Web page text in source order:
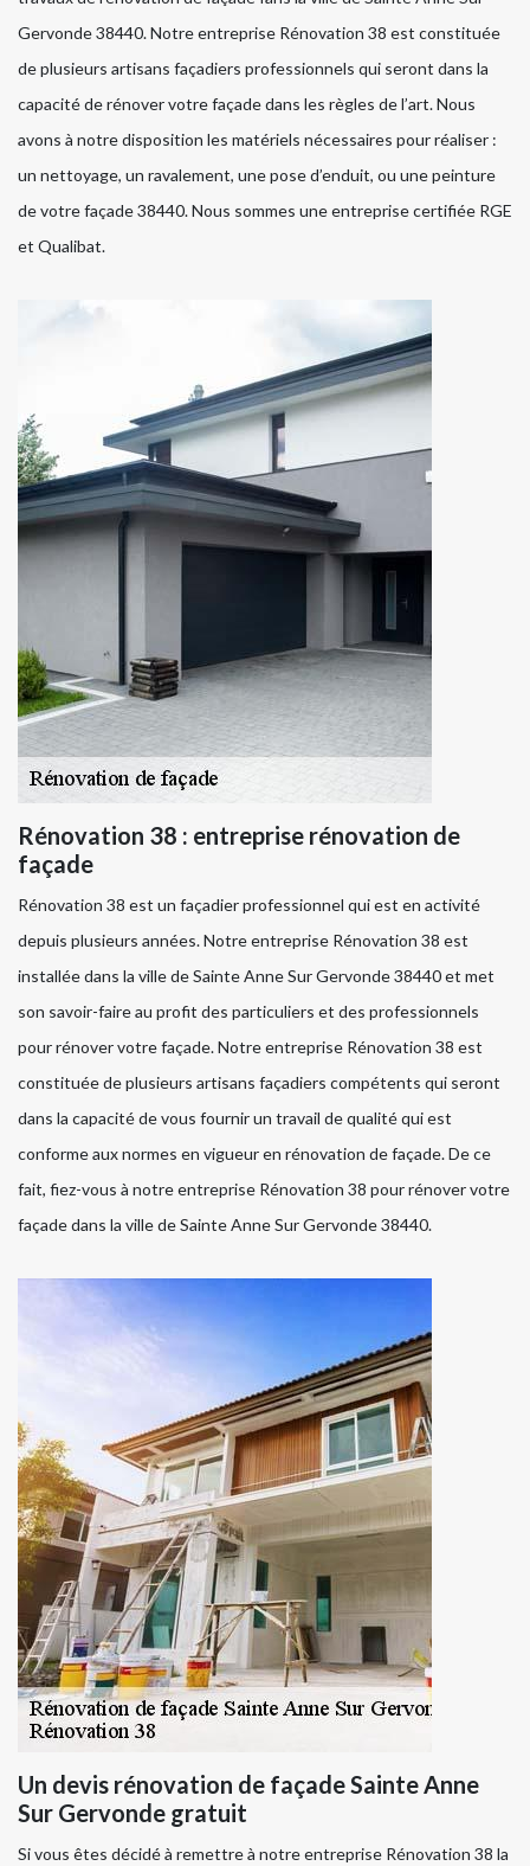
Gervonde 38440. Notre entreprise Rénovation 38 est constituée
de plusieurs artisans façadiers professionnels qui seront dans la
capacité de rénover votre façade dans les règles de l’art. Nous
avons à notre disposition les matériels nécessaires pour réaliser :
un nettoyage, un ravalement, une pose d’enduit, ou une peinture
de votre façade 38440. Nous sommes une entreprise certifiée RGE
et Qualibat.
Rénovation 38 : entreprise rénovation de
façade
Rénovation 38 est un façadier professionnel qui est en activité
depuis plusieurs années. Notre entreprise Rénovation 38 est
installée dans la ville de Sainte Anne Sur Gervonde 38440 et met
son savoir-faire au profit des particuliers et des professionnels
pour rénover votre façade. Notre entreprise Rénovation 38 est
constituée de plusieurs artisans façadiers compétents qui seront
dans la capacité de vous fournir un travail de qualité qui est
conforme aux normes en vigueur en rénovation de façade. De ce
fait, fiez-vous à notre entreprise Rénovation 38 pour rénover votre
façade dans la ville de Sainte Anne Sur Gervonde 38440.
Un devis rénovation de façade Sainte Anne
Sur Gervonde gratuit
Si vous êtes décidé à remettre à notre entreprise Rénovation 38 la